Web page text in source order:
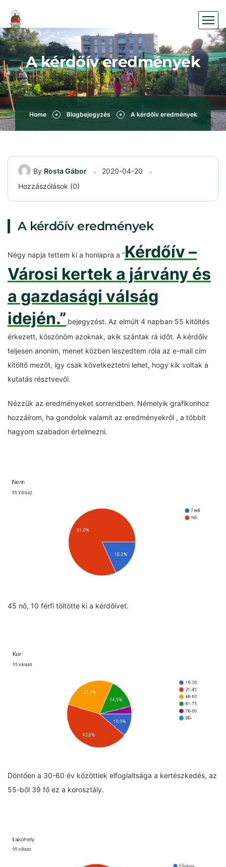
A kérdőív eredmények
Home Blogbejegyzés A kérdőív eredmények
By Rosta Gábor
2020-04-20
Hozzászólások (0)
A kérdőív eredmények
Négy napja tettem ki a honlapra a “Kérdőív –
Városi kertek a járvány és
a gazdasági válság
idején.” bejegyzést. Az elmúlt 4 napban 55 kitöltés
érkezett, köszönöm azoknak, akik szántak rá időt. A kérdőív
teljesen anonim, menet közben leszedtem róla az e-mail cím
kitöltő mezőt, így csak következtetni lehet, hogy kik voltak a
kutatás résztvevői.
Nézzük az eredményeket sorrendben. Némelyik grafikonhoz
hozzáírom, ha gondolok valamit az eredményekről , a többit
hagyom szabadon értelmezni.
45 nő, 10 férfi töltötte ki a kérdőívet.
Döntően a 30-60 év közöttiek elfoglaltsága a kertészkedés, az
55-ből 39 fő ez a korosztály.